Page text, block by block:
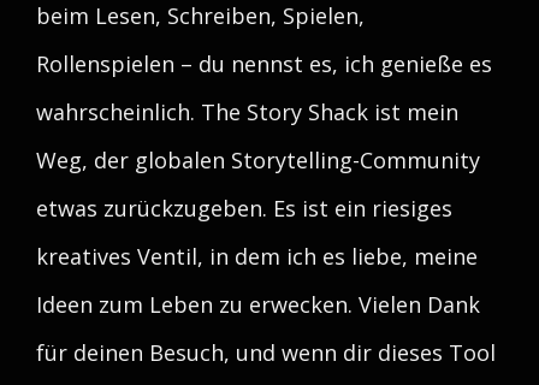
beim Lesen, Schreiben, Spielen,
Rollenspielen – du nennst es, ich genieße es
wahrscheinlich. The Story Shack ist mein
Weg, der globalen Storytelling-Community
etwas zurückzugeben. Es ist ein riesiges
kreatives Ventil, in dem ich es liebe, meine
Ideen zum Leben zu erwecken. Vielen Dank
für deinen Besuch, und wenn dir dieses Tool